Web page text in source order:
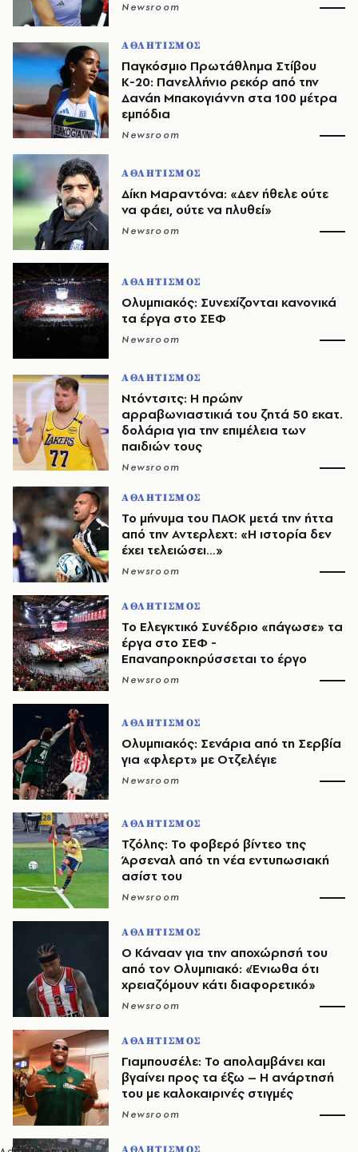
Newsroom
ΑΘΛΗΤΙΣΜΟΣ
Παγκόσμιο Πρωτάθλημα Στίβου
Κ-20: Πανελλήνιο ρεκόρ από την
Δανάη Μπακογιάννη στα 100 μέτρα
εμπόδια
Newsroom
ΑΘΛΗΤΙΣΜΟΣ
Δίκη Μαραντόνα: «Δεν ήθελε ούτε
να φάει, ούτε να πλυθεί»
Newsroom
ΑΘΛΗΤΙΣΜΟΣ
Ολυμπιακός: Συνεχίζονται κανονικά
τα έργα στο ΣΕΦ
Newsroom
ΑΘΛΗΤΙΣΜΟΣ
Ντόντσιτς: Η πρώην
αρραβωνιαστικιά του ζητά 50 εκατ.
δολάρια για την επιμέλεια των
παιδιών τους
Newsroom
ΑΘΛΗΤΙΣΜΟΣ
Το μήνυμα του ΠΑΟΚ μετά την ήττα
από την Αντερλεχτ: «Η ιστορία δεν
έχει τελειώσει…»
Newsroom
ΑΘΛΗΤΙΣΜΟΣ
Το Ελεγκτικό Συνέδριο «πάγωσε» τα
έργα στο ΣΕΦ -
Επαναπροκηρύσσεται το έργο
Newsroom
ΑΘΛΗΤΙΣΜΟΣ
Ολυμπιακός: Σενάρια από τη Σερβία
για «φλερτ» με Οτζελέγιε
Newsroom
ΑΘΛΗΤΙΣΜΟΣ
Τζόλης: Το φοβερό βίντεο της
Άρσεναλ από τη νέα εντυπωσιακή
ασίστ του
Newsroom
ΑΘΛΗΤΙΣΜΟΣ
Ο Κάνααν για την αποχώρησή του
από τον Ολυμπιακό: «Ένιωθα ότι
χρειαζόμουν κάτι διαφορετικό»
Newsroom
ΑΘΛΗΤΙΣΜΟΣ
Γιαμπουσέλε: Το απολαμβάνει και
βγαίνει προς τα έξω – Η ανάρτησή
του με καλοκαιρινές στιγμές
Newsroom